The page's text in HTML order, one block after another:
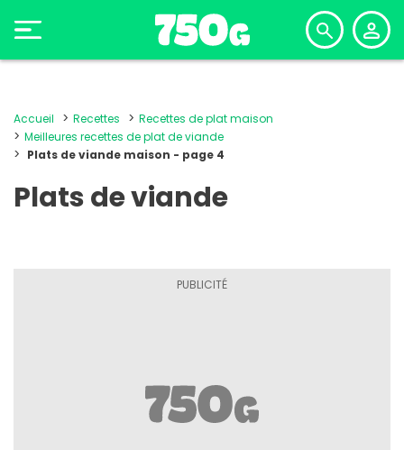
Accueil Recettes
Recettes de plat maison
Meilleures recettes de plat de viande
Plats de viande maison - page 4
Plats de viande